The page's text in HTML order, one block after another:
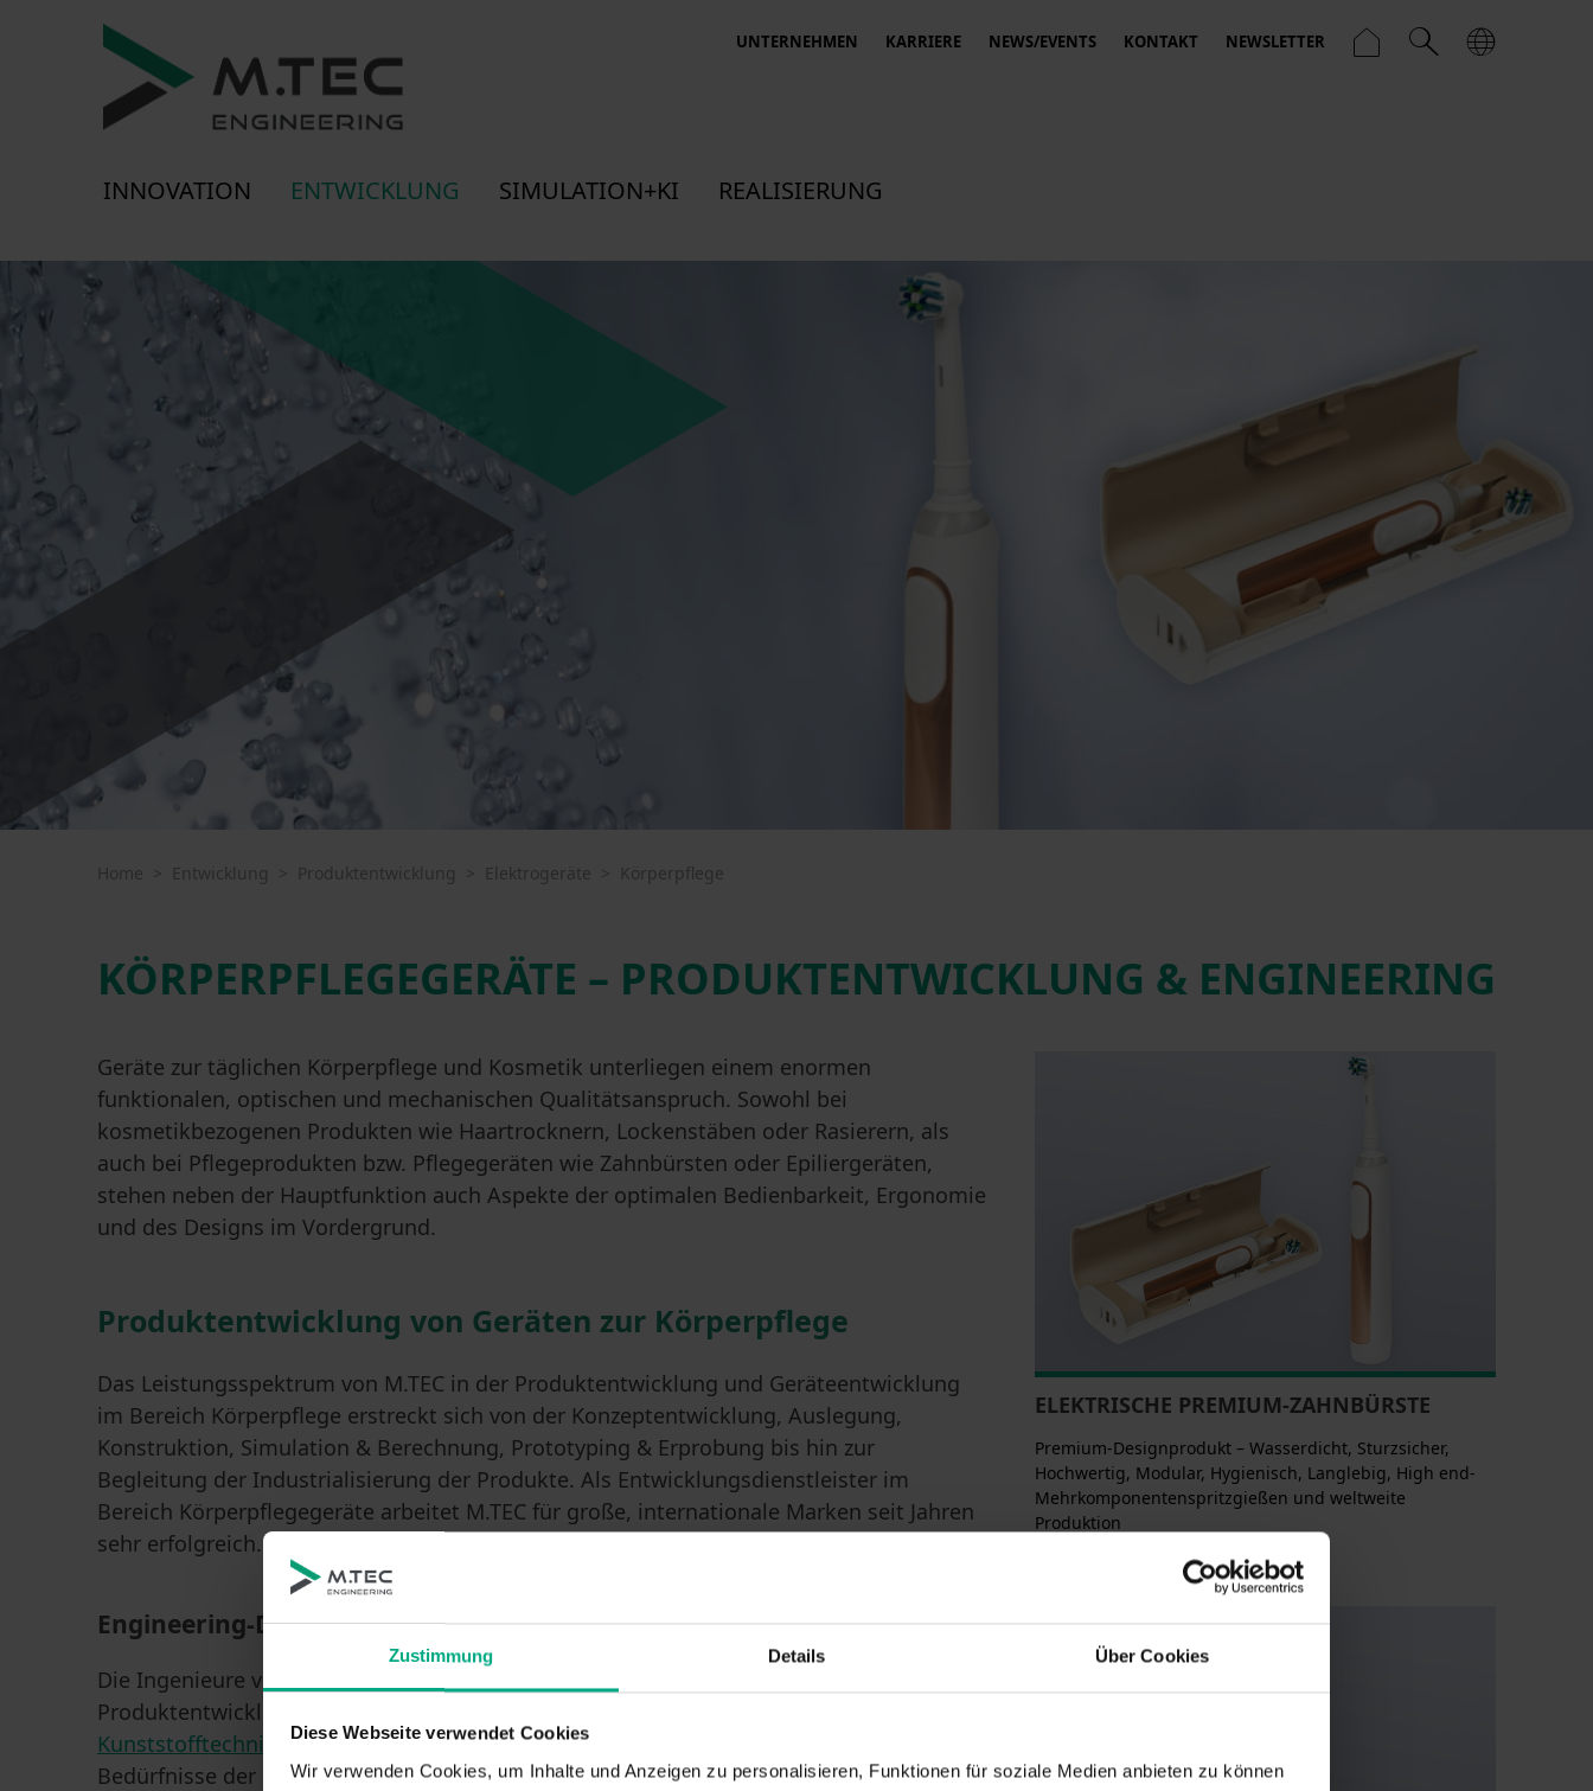
Zustimmung Details Über Cookies
Diese Webseite verwendet Cookies
Wir verwenden Cookies, um Inhalte und Anzeigen zu personalisieren, Funktionen für soziale Medien anbieten zu können
UNTERNEHMEN KARRIERE NEWS/EVENTS KONTAKT NEWSLETTER
INNOVATION ENTWICKLUNG SIMULATION+KI REALISIERUNG
Home Entwicklung Produktentwicklung Elektrogeräte Körperpflege
KÖRPERPFLEGEGERÄTE – PRODUKTENTWICKLUNG & ENGINEERING
ELEKTRISCHE PREMIUM-ZAHNBÜRSTE
Premium-Designprodukt – Wasserdicht, Sturzsicher,
Hochwertig, Modular, Hygienisch, Langlebig, High end-
Mehrkomponentenspritzgießen und weltweite
Produktion
Geräte zur täglichen Körperpflege und Kosmetik unterliegen einem enormen
funktionalen, optischen und mechanischen Qualitätsanspruch. Sowohl bei
kosmetikbezogenen Produkten wie Haartrocknern, Lockenstäben oder Rasierern, als
auch bei Pflegeprodukten bzw. Pflegegeräten wie Zahnbürsten oder Epiliergeräten,
stehen neben der Hauptfunktion auch Aspekte der optimalen Bedienbarkeit, Ergonomie
und des Designs im Vordergrund.
Produktentwicklung von Geräten zur Körperpflege
Das Leistungsspektrum von M.TEC in der Produktentwicklung und Geräteentwicklung
im Bereich Körperpflege erstreckt sich von der Konzeptentwicklung, Auslegung,
Konstruktion, Simulation & Berechnung, Prototyping & Erprobung bis hin zur
Begleitung der Industrialisierung der Produkte. Als Entwicklungsdienstleister im
Bereich Körperpflegegeräte arbeitet M.TEC für große, internationale Marken seit Jahren
sehr erfolgreich.
Engineering-Dienstleister bis in den Serienanlauf hinein
Die Ingenieure von M.TEC sind durch das breite Leistungsspektrum in der
Produktentwicklung sowie durch erprobte Technologielösungen im Rahmen der
Kunststofftechnik
Strömungstechnik,Lichtleitertechnik
Bedürfnisse der Kunden eingestellt. Die seit 1991 parallel aufgebauten Erfahrungen mit